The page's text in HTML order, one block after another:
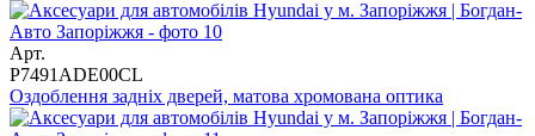
Арт.
P7491ADE00CL
Оздоблення задніх дверей, матова хромована оптика